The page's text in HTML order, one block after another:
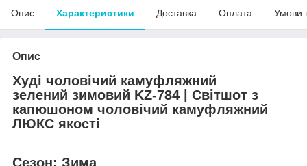
Опис Характеристики Доставка Оплата Умови
Опис
Худі чоловічий камуфляжний
зелений зимовий KZ-784 | Світшот з
капюшоном чоловічий камуфляжний
ЛЮКС якості
Сезон: Зима